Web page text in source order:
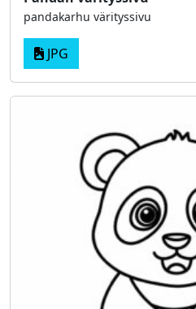
pandakarhu värityssivu
JPG